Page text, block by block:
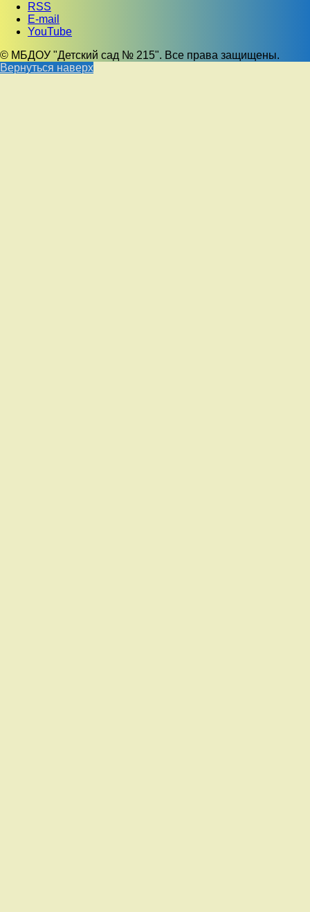
RSS
E-mail
YouTube
© МБДОУ "Детский сад № 215". Все права защищены.
Вернуться наверх